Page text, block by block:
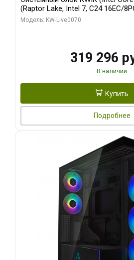
(Raptor Lake, Intel 7, C24 16EC/
модуля)/ Gigabyte RTX5080
Модель: KW-Live0070
319 296
В наличии
Купить
Подробнее